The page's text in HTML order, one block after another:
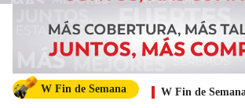
W Fin de Semana W Fin de